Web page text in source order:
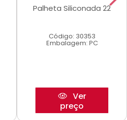
Palheta Siliconada 22
Código: 30353
Embalagem: PC
Ver
preço